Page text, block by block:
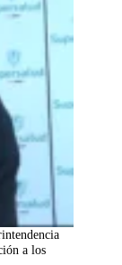
a los